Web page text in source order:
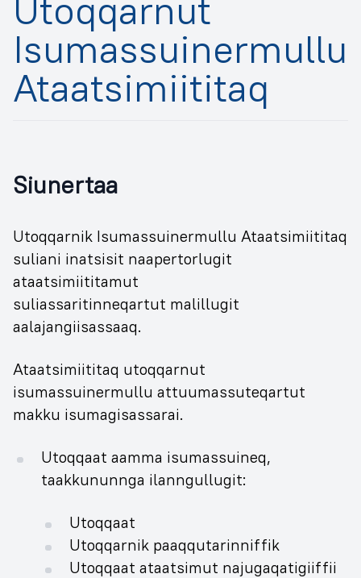
Utoqqarnut
Isumassuinermullu
Ataatsimiititaq
Siunertaa
Utoqqarnik Isumassuinermullu Ataatsimiititaq
suliani inatsisit naapertorlugit
ataatsimiititamut
suliassaritinneqartut malillugit
aalajangiisassaaq.
Ataatsimiititaq utoqqarnut
isumassuinermullu attuumassuteqartut
makku isumagisassarai.
Utoqqaat aamma isumassuineq,
taakkununnga ilanngullugit:
Utoqqaat
Utoqqarnik paaqqutarinniffik
Utoqqaat ataatsimut najugaqatigiiffii